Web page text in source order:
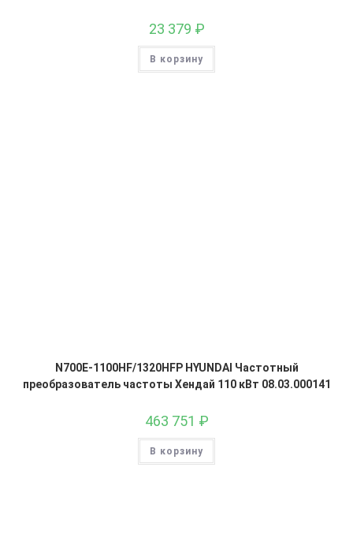
23 379 ₽
В корзину
N700E-1100HF/1320HFP HYUNDAI Частотный
преобразователь частоты Хендай 110 кВт 08.03.000141
463 751 ₽
В корзину